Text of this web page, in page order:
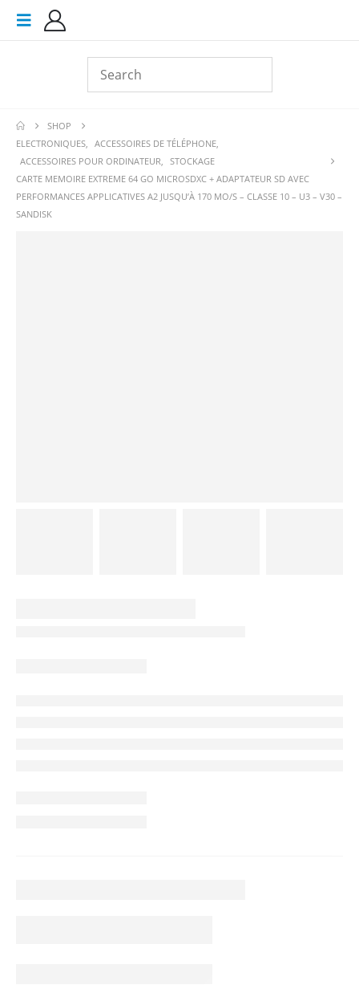
SHOP
ELECTRONIQUES, ACCESSOIRES DE TÉLÉPHONE,
ACCESSOIRES POUR ORDINATEUR, STOCKAGE
CARTE MEMOIRE EXTREME 64 GO MICROSDXC + ADAPTATEUR SD AVEC
PERFORMANCES APPLICATIVES A2 JUSQU’À 170 MO/S – CLASSE 10 – U3 – V30 –
SANDISK